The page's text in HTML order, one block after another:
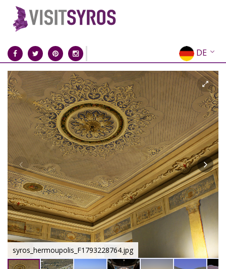
DE
EN
EL
FR
IT
ES
RU
CN
syros_hermoupolis_F1793228764.jpg